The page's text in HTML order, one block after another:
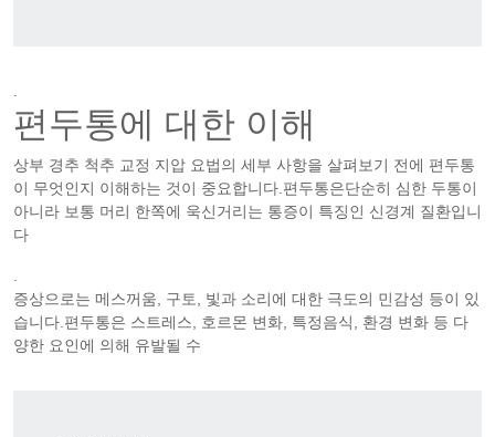
.
편두통에 대한 이해
상부 경추 척추 교정 지압 요법의 세부 사항을 살펴보기 전에 편두통
이 무엇인지 이해하는 것이 중요합니다.편두통은단순히 심한 두통이
아니라 보통 머리 한쪽에 욱신거리는 통증이 특징인 신경계 질환입니
다
.
증상으로는 메스꺼움, 구토, 빛과 소리에 대한 극도의 민감성 등이 있
습니다.편두통은 스트레스, 호르몬 변화, 특정음식, 환경 변화 등 다
양한 요인에 의해 유발될 수